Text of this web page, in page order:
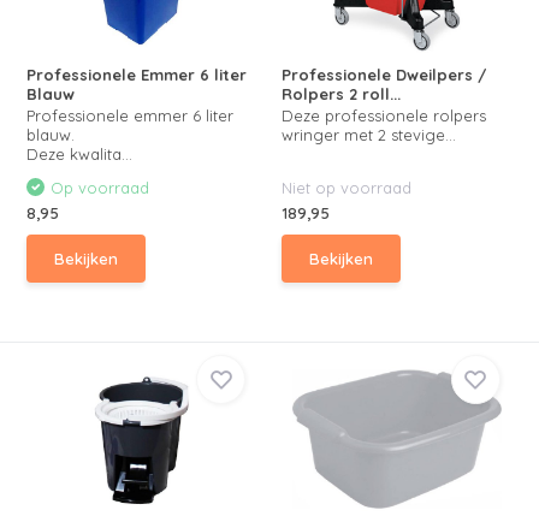
Professionele Emmer 6 liter
Blauw
Professionele emmer 6 liter
blauw.
Deze kwalita...
Op voorraad
8,95
Bekijken
Professionele Dweilpers /
Rolpers 2 roll...
Deze professionele rolpers
wringer met 2 stevige...
Niet op voorraad
189,95
Bekijken